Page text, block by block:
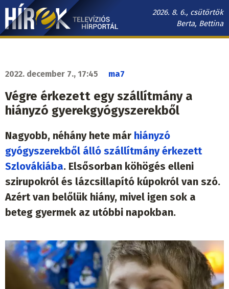
Ugrás
tartalomra
2026. 8. 6., csütörtök
Berta, Bettina
Hírek.sk
2022. december 7., 17:45 ma7
Végre érkezett egy szállítmány a
hiányzó gyerekgyógyszerekből
Nagyobb, néhány hete már hiányzó
gyógyszerekből álló szállítmány érkezett
Szlovákiába. Elsősorban köhögés elleni
szirupokról és lázcsillapító kúpokról van szó.
Azért van belőlük hiány, mivel igen sok a
beteg gyermek az utóbbi napokban.